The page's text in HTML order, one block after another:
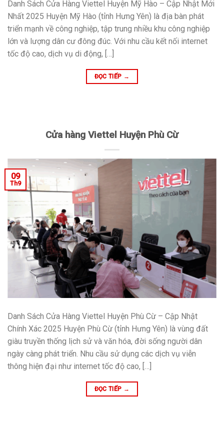
Danh Sách Cửa Hàng Viettel Huyện Mỹ Hào – Cập Nhật Mới
Nhất 2025 Huyện Mỹ Hào (tỉnh Hưng Yên) là địa bàn phát
triển mạnh về công nghiệp, tập trung nhiều khu công nghiệp
lớn và lượng dân cư đông đúc. Với nhu cầu kết nối internet
tốc độ cao, dịch vụ di động, […]
ĐỌC TIẾP →
Cửa hàng Viettel Huyện Phù Cừ
09
Th9
Danh Sách Cửa Hàng Viettel Huyện Phù Cừ – Cập Nhật
Chính Xác 2025 Huyện Phù Cừ (tỉnh Hưng Yên) là vùng đất
giàu truyền thống lịch sử và văn hóa, đời sống người dân
ngày càng phát triển. Nhu cầu sử dụng các dịch vụ viễn
thông hiện đại như internet tốc độ cao, […]
ĐỌC TIẾP →